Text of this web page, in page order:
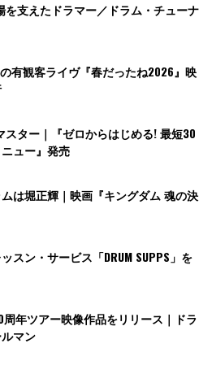
を支えたドラマー／ドラム・チューナ
有観客ライヴ『春だったね2026』映
スター｜『ゼロからはじめる! 最短30
ュー』発売
は堀正輝｜映画『キングダム 魂の決
スン・サービス「DRUM SUPPS」を
年ツアー映像作品をリリース｜ドラ
マン